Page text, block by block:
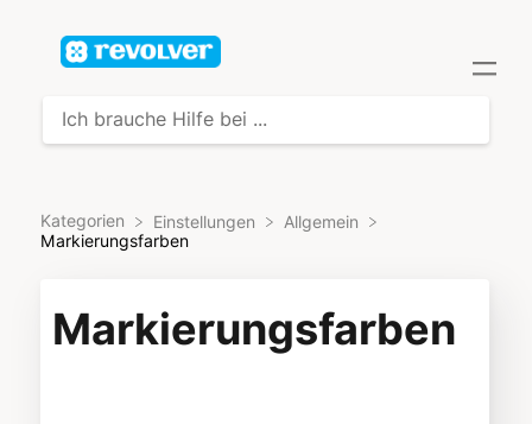
Kategorien ​Einstellungen
​Allgemein
Markierungsfarben
Markierungsfarben